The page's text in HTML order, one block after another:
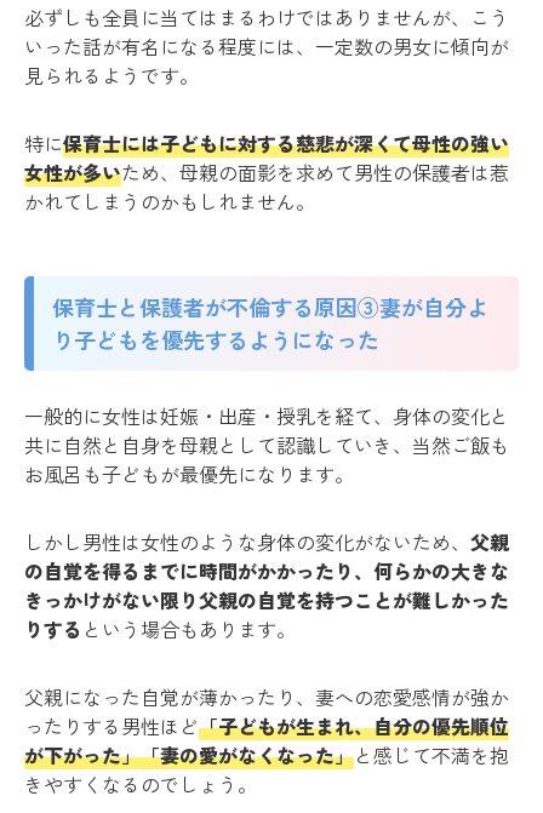
必ずしも全員に当てはまるわけではありませんが、こう
いった話が有名になる程度には、一定数の男女に傾向が
見られるようです。
特に保育士には子どもに対する慈悲が深くて母性の強い
女性が多いため、母親の面影を求めて男性の保護者は惹
かれてしまうのかもしれません。
保育士と保護者が不倫する原因③妻が自分よ
り子どもを優先するようになった
一般的に女性は妊娠・出産・授乳を経て、身体の変化と
共に自然と自身を母親として認識していき、当然ご飯も
お風呂も子どもが最優先になります。
しかし男性は女性のような身体の変化がないため、 父親
の自覚を得るまでに時間がかかったり、何らかの大きな
きっかけがない限り父親の自覚を持つことが難しかった
りする という場合もあります。
父親になった自覚が薄かったり、妻への恋愛感情が強か
ったりする男性ほど「子どもが生まれ、自分の優先順位
が下がった」「妻の愛がなくなった」と感じて不満を抱
きやすくなるのでしょう。